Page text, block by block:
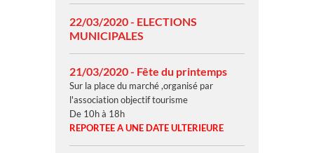
22/03/2020 - ELECTIONS
MUNICIPALES
21/03/2020 - Fête du printemps
Sur la place du marché ,organisé par
l'association objectif tourisme
De 10h à 18h
REPORTEE A UNE DATE ULTERIEURE